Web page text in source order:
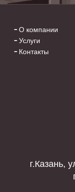
О компании
Услуги
Контакты
г.Казань,